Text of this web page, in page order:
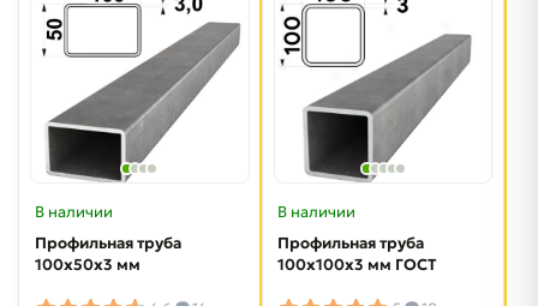
В наличии
Профильная труба
100х50х3 мм
В наличии
Профильная труба
100х100х3 мм ГОСТ